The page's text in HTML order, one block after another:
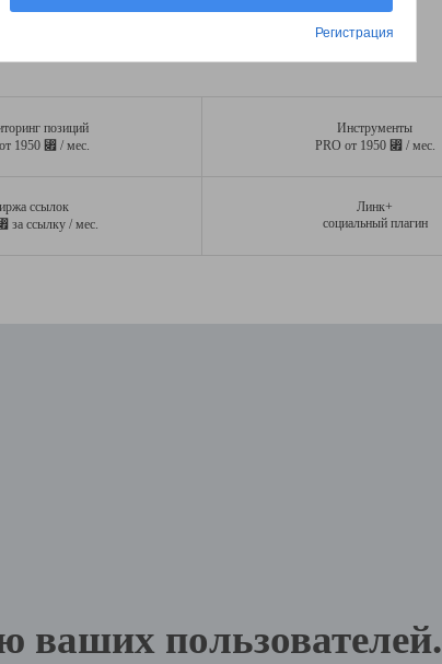
позиций
1950 ⃏ / мес.
Инструменты
PRO от 1950 ⃏ / мес.
ссылок
за ссылку / мес.
Линк+
социальный плагин
ваших пользователей.
Регистрация